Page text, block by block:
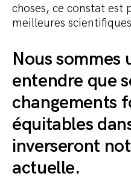
choses, ce constat est
meilleures
Nous sommes
entendre que
changements
équitables
inverseront
actuelle.